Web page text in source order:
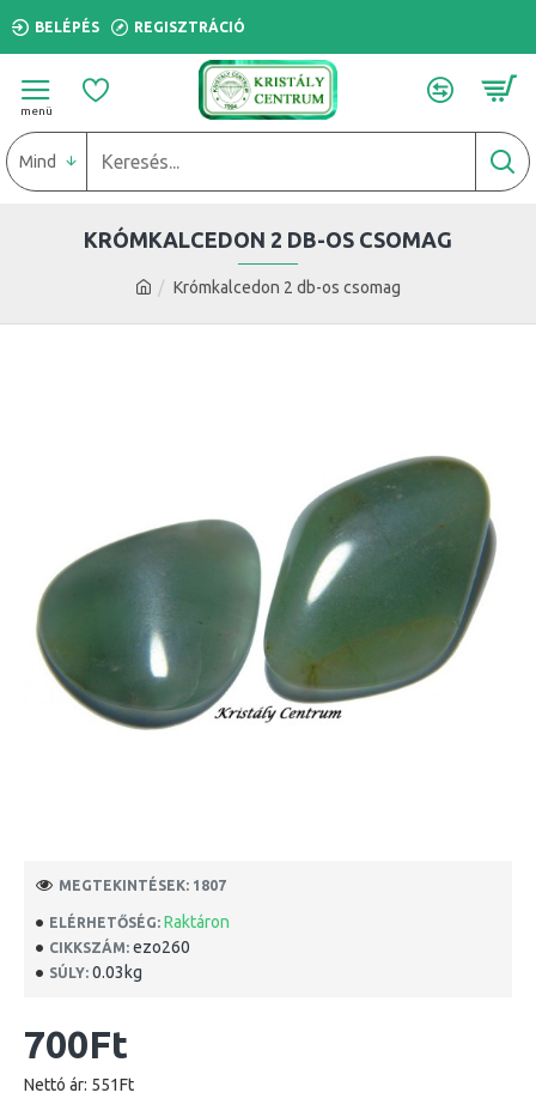
BELÉPÉS REGISZTRÁCIÓ
Mind
Krómkalcedon 2 db-os csomag
KRÓMKALCEDON 2 DB-OS CSOMAG
ELÉRHETŐSÉG: Raktáron
CIKKSZÁM: ezo260
SÚLY: 0.03kg
MEGTEKINTÉSEK: 1807
700Ft
Nettó ár: 551Ft